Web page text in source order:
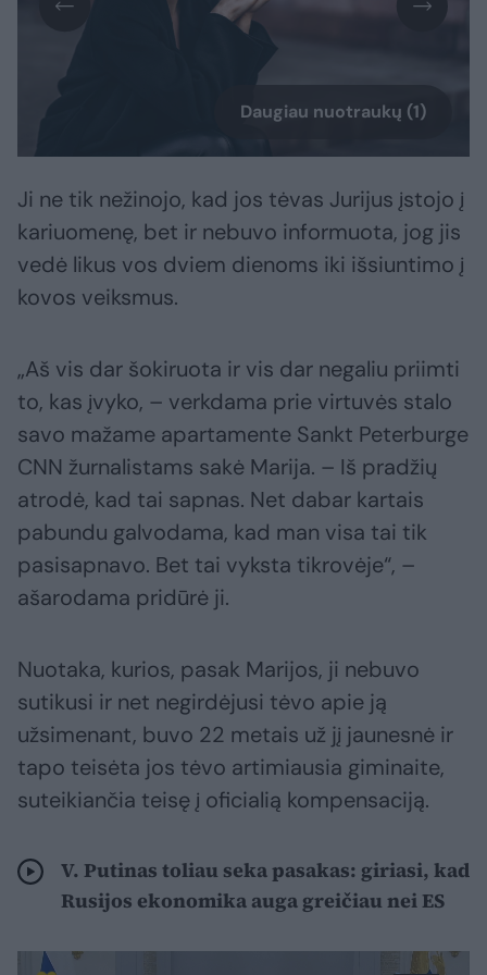
Daugiau nuotraukų (1)
Ji ne tik nežinojo, kad jos tėvas Jurijus įstojo į
kariuomenę, bet ir nebuvo informuota, jog jis
vedė likus vos dviem dienoms iki išsiuntimo į
kovos veiksmus.
„Aš vis dar šokiruota ir vis dar negaliu priimti
to, kas įvyko, – verkdama prie virtuvės stalo
savo mažame apartamente Sankt Peterburge
CNN žurnalistams sakė Marija. – Iš pradžių
atrodė, kad tai sapnas. Net dabar kartais
pabundu galvodama, kad man visa tai tik
pasisapnavo. Bet tai vyksta tikrovėje“, –
ašarodama pridūrė ji.
Nuotaka, kurios, pasak Marijos, ji nebuvo
sutikusi ir net negirdėjusi tėvo apie ją
užsimenant, buvo 22 metais už jį jaunesnė ir
tapo teisėta jos tėvo artimiausia giminaite,
suteikiančia teisę į oficialią kompensaciją.
V. Putinas toliau seka pasakas: giriasi, kad
Rusijos ekonomika auga greičiau nei ES